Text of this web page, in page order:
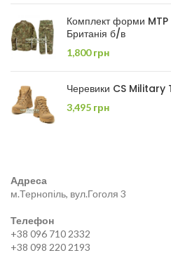
Комплект форми
Британія б/в
1,800грн
Черевики CS
3,495 грн
Адреса
м.Тернопіль, вул.Гоголя 3
Телефон
+38 096 710 2332
+38 098 220 2193